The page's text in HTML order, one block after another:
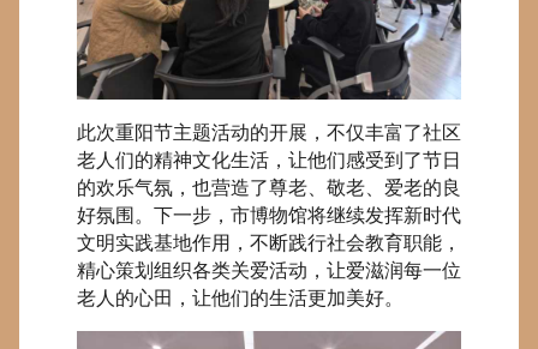
此次重阳节主题活动的开展，不仅丰富了社区
老人们的精神文化生活，让他们感受到了节日
的欢乐气氛，也营造了尊老、敬老、爱老的良
好氛围。下一步，市博物馆将继续发挥新时代
文明实践基地作用，不断践行社会教育职能，
精心策划组织各类关爱活动，让爱滋润每一位
老人的心田，让他们的生活更加美好。